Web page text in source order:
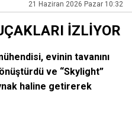
21 Haziran 2026 Pazar 10:32
İZLİYOR
evinin tavanını
ve “Skylight”
haline getirerek